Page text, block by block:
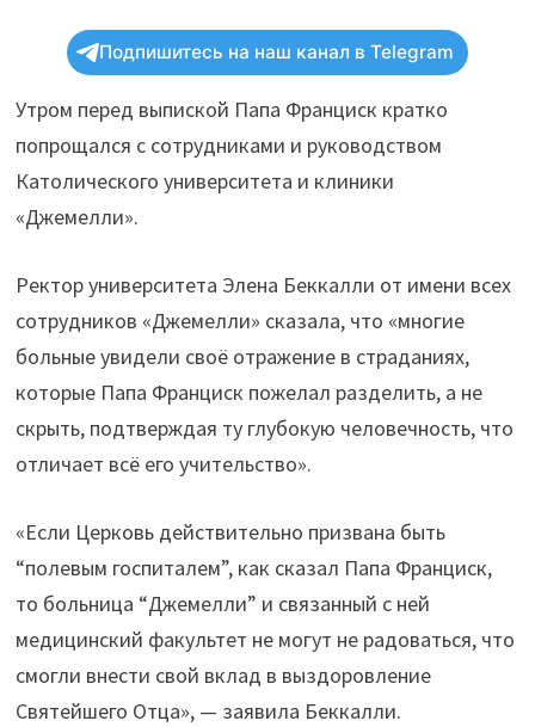
Подпишитесь на наш канал в Telegram
Утром перед выпиской Папа Франциск кратко
попрощался с сотрудниками и руководством
Католического университета и клиники
«Джемелли».
Ректор университета Элена Беккалли от имени всех
сотрудников «Джемелли» сказала, что «многие
больные увидели своё отражение в страданиях,
которые Папа Франциск пожелал разделить, а не
скрыть, подтверждая ту глубокую человечность, что
отличает всё его учительство».
«Если Церковь действительно призвана быть
“полевым госпиталем”, как сказал Папа Франциск,
то больница “Джемелли” и связанный с ней
медицинский факультет не могут не радоваться, что
смогли внести свой вклад в выздоровление
Святейшего Отца», — заявила Беккалли.